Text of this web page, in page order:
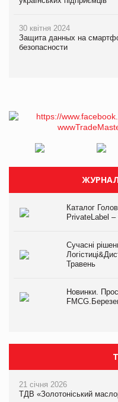
30 квітня 2024
Защита данных на
безопасности
ЖУРНАЛ
Каталог
PrivateLabel –
Сучасні
Травень
Новинки.
21 січня 2026
ТДВ «Золотоніський